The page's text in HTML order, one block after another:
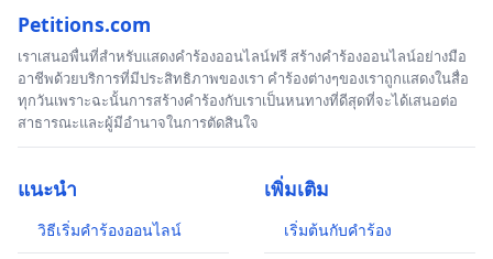
Petitions.com
เราเสนอพื่นที่สำหรับแสดงคำร้องออนไลน์ฟรี สร้างคำร้องออนไลน์อย่างมือ
อาชีพด้วยบริการที่มีประสิทธิภาพของเรา คำร้องต่างๆของเราถูกแสดงในสื่อ
ทุกวันเพราะฉะนั้นการสร้างคำร้องกับเราเป็นหนทางที่ดีสุดที่จะได้เสนอต่อ
สาธารณะและผู้มีอำนาจในการตัดสินใจ
แนะนำ
วิธีเริ่มคำร้องออนไลน์
เพิ่มเติม
เริ่มต้นกับคำร้อง